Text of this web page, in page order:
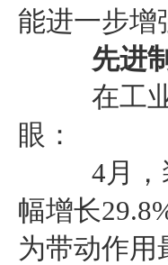
能进一步增
先进
在工业
眼：
4月，装
幅增长
为带动作用